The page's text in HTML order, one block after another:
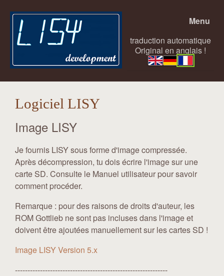
Menu
traduction automatique
Original en anglais !
Logiciel LISY
Image LISY
Je fournis LISY sous forme d'image compressée.
Après décompression, tu dois écrire l'image sur une
carte SD. Consulte le Manuel utilisateur pour savoir
comment procéder.
Remarque : pour des raisons de droits d'auteur, les
ROM Gottlieb ne sont pas incluses dans l'image et
doivent être ajoutées manuellement sur les cartes SD !
Image LISY Version 5.x
-------------------------------------------------------------